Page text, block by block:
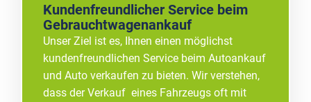
Kundenfreundlicher Service beim
Gebrauchtwagenankauf
Unser Ziel ist es, Ihnen einen möglichst
kundenfreundlichen Service beim Autoankauf
und Auto verkaufen zu bieten. Wir verstehen,
dass der Verkauf eines Fahrzeugs oft mit